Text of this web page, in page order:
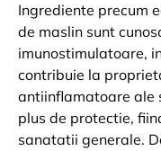
Ingrediente precum
de maslin sunt
imunostimulatoare,
contribuie la
antiinflamatoare ale
plus de protectie,
sanatatii generale.